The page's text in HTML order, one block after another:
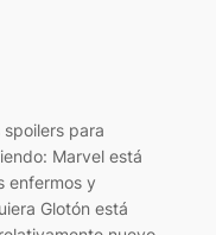
para
Marvel está
enfermos y
Glotón está